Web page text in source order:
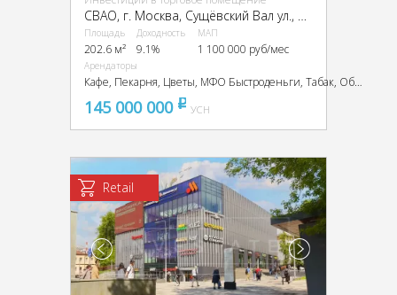
CВАО, г. Москва, Сущёвский Вал ул., 3/5А
Площадь
202.6 м²
Доходность
9.1%
МАП
1 100 000 руб/мес
Арендаторы
Кафе, Пекарня, Цветы, МФО Быстроденьги, Табак, Обменный пункт
145 000 000 pуб
УСН
Retail